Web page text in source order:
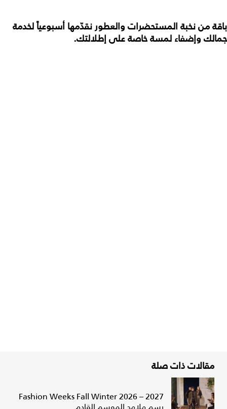
باقة من نخبة المستحضرات والعطور نقدّمها أسبوعياً لخدمة
جمالك وإضفاء لمسة خاصة على إطلالتك.
مقالات ذات صلة
Fashion Weeks Fall Winter 2026 – 2027